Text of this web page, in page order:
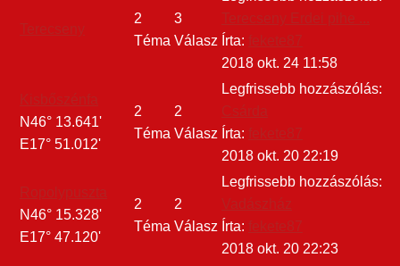
2
Téma
3
Válasz Írta:
2018 okt. 24 11:58
N46° 13.641'
E17° 51.012'
2
Téma
2
Válasz
Legfrissebb hozzászólás:
Írta:
2018 okt. 20 22:19
N46° 15.328'
E17° 47.120'
2
Téma
2
Válasz
Legfrissebb hozzászólás:
Írta:
2018 okt. 20 22:23